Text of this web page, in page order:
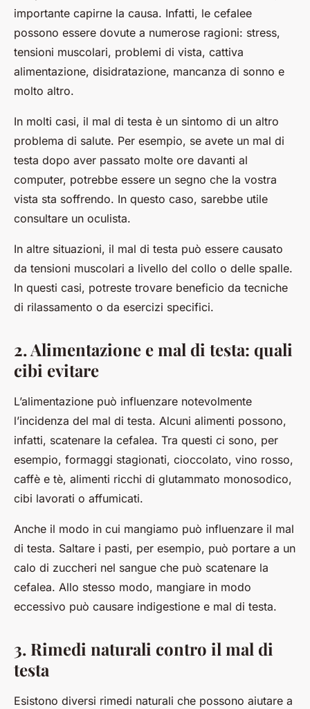
importante capirne la causa. Infatti, le cefalee
possono essere dovute a numerose ragioni: stress,
tensioni muscolari, problemi di vista, cattiva
alimentazione, disidratazione, mancanza di sonno e
molto altro.
In molti casi, il mal di testa è un sintomo di un altro
problema di salute. Per esempio, se avete un mal di
testa dopo aver passato molte ore davanti al
computer, potrebbe essere un segno che la vostra
vista sta soffrendo. In questo caso, sarebbe utile
consultare un oculista.
In altre situazioni, il mal di testa può essere causato
da tensioni muscolari a livello del collo o delle spalle.
In questi casi, potreste trovare beneficio da tecniche
di rilassamento o da esercizi specifici.
2. Alimentazione e mal di testa: quali
cibi evitare
L’alimentazione può influenzare notevolmente
l’incidenza del mal di testa. Alcuni alimenti possono,
infatti, scatenare la cefalea. Tra questi ci sono, per
esempio, formaggi stagionati, cioccolato, vino rosso,
caffè e tè, alimenti ricchi di glutammato monosodico,
cibi lavorati o affumicati.
Anche il modo in cui mangiamo può influenzare il mal
di testa. Saltare i pasti, per esempio, può portare a un
calo di zuccheri nel sangue che può scatenare la
cefalea. Allo stesso modo, mangiare in modo
eccessivo può causare indigestione e mal di testa.
3. Rimedi naturali contro il mal di
testa
Esistono diversi rimedi naturali che possono aiutare a